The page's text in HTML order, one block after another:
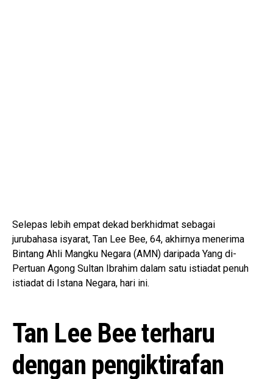
Selepas lebih empat dekad berkhidmat sebagai
jurubahasa isyarat, Tan Lee Bee, 64, akhirnya menerima
Bintang Ahli Mangku Negara (AMN) daripada Yang di-
Pertuan Agong Sultan Ibrahim dalam satu istiadat penuh
istiadat di Istana Negara, hari ini.
Tan Lee Bee terharu
dengan pengiktirafan